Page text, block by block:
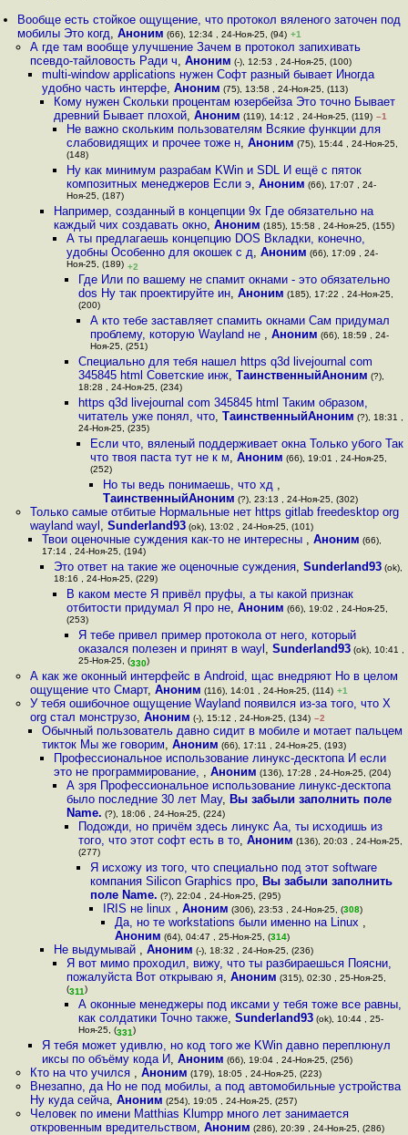
Вообще есть стойкое ощущение, что протокол вяленого заточен под
мобилы Это когд,Аноним (66), 12:34 , 24-Ноя-25, (94) +1
А где там вообще улучшение Зачем в протокол запихивать
псевдо-тайловость Ради ч, Аноним (-), 12:53 , 24-Ноя-25, (100)
multi-window applications нужен Софт разный бывает Иногда
удобно часть интерфе, Аноним (75), 13:58 , 24-Ноя-25, (113)
Кому нужен Скольки процентам юзербейза Это точно Бывает
древний Бывает плохой,Аноним (119), 14:12 , 24-Ноя-25, (119) –1
Не важно скольким пользователям Всякие функции для
слабовидящих и прочее тоже н, Аноним (75), 15:44 , 24-Ноя-25,
(148)
Ну как минимум разрабам KWin и SDL И ещё с пяток
композитных менеджеров Если э, Аноним (66), 17:07 , 24-
Ноя-25, (187)
Например, созданный в концепции 9x Где обязательно на
каждый чих создавать окно,Аноним (185), 15:58 , 24-Ноя-25, (155)
А ты предлагаешь концепцию DOS Вкладки, конечно,
удобны Особенно для окошек с д, Аноним (66), 17:09 , 24-
Ноя-25, (189) +2
Где Или по вашему не спамит окнами - это обязательно
dos Ну так проектируйте ин, Аноним (185), 17:22 , 24-Ноя-25,
(200)
А кто тебе заставляет спамить окнами Сам придумал
проблему, которую Wayland не ,Аноним (66), 18:59 , 24-
Ноя-25, (251)
Специально для тебя нашел https q3d livejournal com
345845 html Советские инж, ТаинственныйАноним (?),
18:28 , 24-Ноя-25, (234)
https q3d livejournal com 345845 html Таким образом,
читатель уже понял, что, ТаинственныйАноним (?), 18:31 ,
24-Ноя-25, (235)
Если что, вяленый поддерживает окна Только убого Так
что твоя паста тут не к м,Аноним (66), 19:01 , 24-Ноя-25,
(252)
Но ты ведь понимаешь, что хд ,
ТаинственныйАноним (?), 23:13 , 24-Ноя-25, (302)
Только самые отбитые Нормальные нет https gitlab freedesktop org
wayland wayl , Sunderland93(ok), 13:02 , 24-Ноя-25, (101)
Твои оценочные суждения как-то не интересны , Аноним (66),
17:14 , 24-Ноя-25, (194)
Это ответ на такие же оценочные суждения,Sunderland93 (ok),
18:16 , 24-Ноя-25, (229)
В каком месте Я привёл пруфы, а ты какой признак
отбитости придумал Я про не, Аноним (66), 19:02 , 24-Ноя-25,
(253)
Я тебе привел пример протокола от него, который
оказался полезен и принят в wayl , Sunderland93(ok), 10:41 ,
25-Ноя-25, (330)
А как же оконный интерфейс в Android, щас внедряют Но в целом
ощущение что Смарт, Аноним (116), 14:01 , 24-Ноя-25, (114) +1
У тебя ошибочное ощущение Wayland появился из-за того, что X
org стал монструзо, Аноним (-), 15:12 , 24-Ноя-25, (134) –2
Обычный пользователь давно сидит в мобиле и мотает пальцем
тикток Мы же говорим, Аноним (66), 17:11 , 24-Ноя-25, (193)
Профессиональное использование линукс-десктопа И если
это не программирование, ,Аноним (136), 17:28 , 24-Ноя-25, (204)
А зря Профессиональное использование линукс-десктопа
было последние 30 лет May, Вы забыли заполнить поле
Name. (?), 18:06 , 24-Ноя-25, (224)
Подожди, но причём здесь линукс Аа, ты исходишь из
того, что этот софт есть в то, Аноним (136), 20:03 , 24-Ноя-25,
(277)
Я исхожу из того, что специально под этот software
компания Silicon Graphics про, Вы забыли заполнить
поле Name. (?), 22:04 , 24-Ноя-25, (295)
IRIS не linux , Аноним (306), 23:53 , 24-Ноя-25, (308)
Да, но те workstations были именно на Linux ,
Аноним (64), 04:47 , 25-Ноя-25, (314)
Не выдумывай ,Аноним (-), 18:32 , 24-Ноя-25, (236)
Я вот мимо проходил, вижу, что ты разбираешься Поясни,
пожалуйста Вот открываю я, Аноним (315), 02:30 , 25-Ноя-25,
(311)
А оконные менеджеры под иксами у тебя тоже все равны,
как солдатики Точно также, Sunderland93(ok), 10:44 , 25-
Ноя-25, (331)
Я тебя может удивлю, но код того же KWin давно переплюнул
иксы по объёму кода И, Аноним (66), 19:04 , 24-Ноя-25, (256)
Кто на что учился , Аноним (179), 18:05 , 24-Ноя-25, (223)
Внезапно, да Но не под мобилы, а под автомобильные устройства
Ну куда сейча, Аноним (254), 19:05 , 24-Ноя-25, (257)
Человек по имени Matthias Klumpp много лет занимается
откровенным вредительством, Аноним (286), 20:39 , 24-Ноя-25, (286)